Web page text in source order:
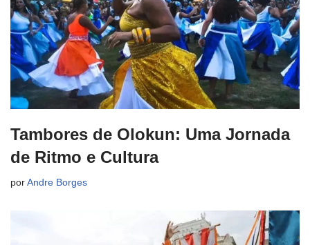
Tambores de Olokun: Uma Jornada
de Ritmo e Cultura
por Andre Borges